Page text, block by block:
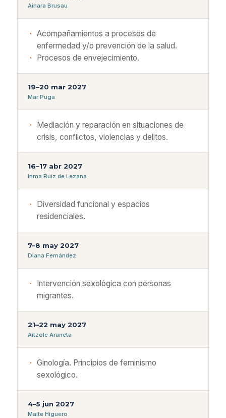
Ainara Brusau
Acompañamientos a procesos de
enfermedad y/o prevención de la salud.
Procesos de envejecimiento.
19–20 mar 2027
Mar Puga
Mediación y reparación en situaciones de
crisis, conflictos, violencias y delitos.
16–17 abr 2027
Inma Ruiz de Lezana
Diversidad funcional y espacios
residenciales.
7–8 may 2027
Diana Fernández
Intervención sexológica con personas
migrantes.
21–22 may 2027
Aitzole Araneta
Ginología. Principios de feminismo
sexológico.
4–5 jun 2027
Maite Higuero